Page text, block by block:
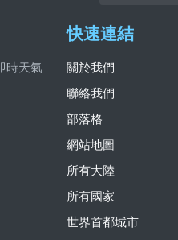
時天氣
快速連結
關於我們
聯絡我們
部落格
網站地圖
所有大陸
所有國家
世界首都城市